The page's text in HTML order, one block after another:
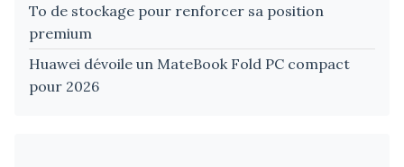
To de stockage pour renforcer sa position
premium
Huawei dévoile un MateBook Fold PC compact
pour 2026